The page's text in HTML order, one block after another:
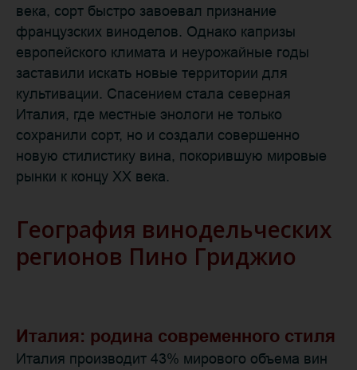
века, сорт быстро завоевал признание
французских виноделов. Однако капризы
европейского климата и неурожайные годы
заставили искать новые территории для
культивации. Спасением стала северная
Италия, где местные энологи не только
сохранили сорт, но и создали совершенно
новую стилистику вина, покорившую мировые
рынки к концу XX века.
География винодельческих
регионов Пино Гриджио
Италия: родина современного стиля
Италия производит 43% мирового объема вин